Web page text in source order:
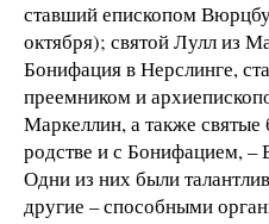
ставший епископом
октября); святой Лулл из
Бонифация в Нерслинге,
преемником и
Маркеллин, а также святые
родстве и с Бонифацием, –
Одни из них были
другие – способными